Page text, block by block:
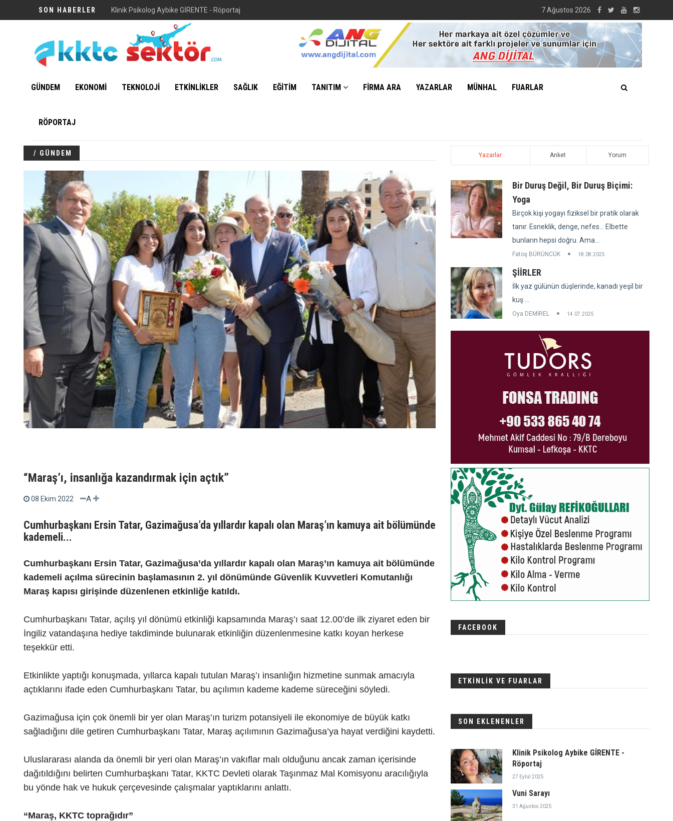
SON HABERLER Vuni Sarayı 7 Ağustos 2026
GÜNDEM EKONOMİ TEKNOLOJİ ETKİNLİKLER SAĞLIK EĞİTİM TANITIM FİRMA ARA YAZARLAR MÜNHAL FUARLAR
RÖPORTAJ
/ GÜNDEM
“Maraş’ı, insanlığa kazandırmak için açtık”
08 Ekim 2022 A
Cumhurbaşkanı Ersin Tatar, Gazimağusa’da yıllardır kapalı olan Maraş’ın kamuya ait bölümünde
kademeli...
Cumhurbaşkanı Ersin Tatar, Gazimağusa’da yıllardır kapalı olan Maraş’ın kamuya ait bölümünde
kademeli açılma sürecinin başlamasının 2. yıl dönümünde Güvenlik Kuvvetleri Komutanlığı
Maraş kapısı girişinde düzenlenen etkinliğe katıldı.
Cumhurbaşkanı Tatar, açılış yıl dönümü etkinliği kapsamında Maraş’ı saat 12.00’de ilk ziyaret eden bir
İngiliz vatandaşına hediye takdiminde bulunarak etkinliğin düzenlenmesine katkı koyan herkese
teşekkür etti.
Etkinlikte yaptığı konuşmada, yıllarca kapalı tutulan Maraş’ı insanlığın hizmetine sunmak amacıyla
açtıklarını ifade eden Cumhurbaşkanı Tatar, bu açılımın kademe kademe süreceğini söyledi.
Gazimağusa için çok önemli bir yer olan Maraş’ın turizm potansiyeli ile ekonomiye de büyük katkı
sağladığını dile getiren Cumhurbaşkanı Tatar, Maraş açılımının Gazimağusa’ya hayat verdiğini kaydetti.
Uluslararası alanda da önemli bir yeri olan Maraş’ın vakıflar malı olduğunu ancak zaman içerisinde
dağıtıldığını belirten Cumhurbaşkanı Tatar, KKTC Devleti olarak Taşınmaz Mal Komisyonu aracılığıyla
bu yönde hak ve hukuk çerçevesinde çalışmalar yaptıklarını anlattı.
“Maraş, KKTC toprağıdır”
Yazarlar Anket Yorum
Bir Duruş Değil, Bir Duruş Biçimi:
Yoga
Birçok kişi yogayı fiziksel bir pratik olarak
tanır. Esneklik, denge, nefes... Elbette
bunların hepsi doğru. Ama...
Fatoş BÜRÜNCÜK 18.08.2025
ŞİİRLER
İlk yaz gülünün düşlerinde, kanadı yeşil bir
kuş ...
Oya DEMİREL 14.07.2025
FACEBOOK
ETKİNLİK VE FUARLAR
SON EKLENENLER
Klinik Psikolog Aybike GİRENTE -
Röportaj
27 Eylül 2025
Vuni Sarayı
31 Ağustos 2025